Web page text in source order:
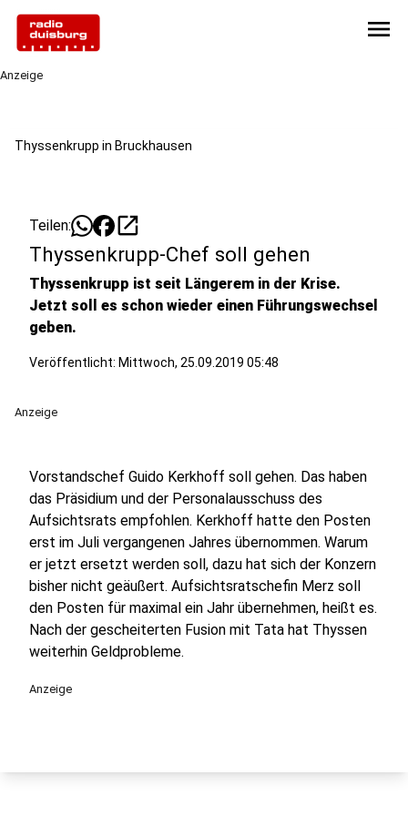
menu
Anzeige
Thyssenkrupp in Bruckhausen
Teilen: open_in_new
Thyssenkrupp-Chef soll gehen
Thyssenkrupp ist seit Längerem in der Krise.
Jetzt soll es schon wieder einen Führungswechsel
geben.
Veröffentlicht: Mittwoch, 25.09.2019 05:48
Anzeige
Vorstandschef Guido Kerkhoff soll gehen. Das haben
das Präsidium und der Personalausschuss des
Aufsichtsrats empfohlen. Kerkhoff hatte den Posten
erst im Juli vergangenen Jahres übernommen. Warum
er jetzt ersetzt werden soll, dazu hat sich der Konzern
bisher nicht geäußert. Aufsichtsratschefin Merz soll
den Posten für maximal ein Jahr übernehmen, heißt es.
Nach der gescheiterten Fusion mit Tata hat Thyssen
weiterhin Geldprobleme.
Anzeige